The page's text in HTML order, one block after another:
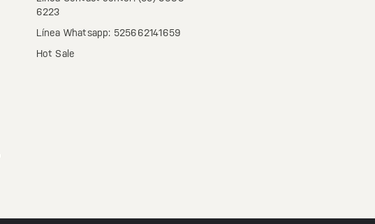
6223
Línea Whatsapp: 525662141659
Hot Sale